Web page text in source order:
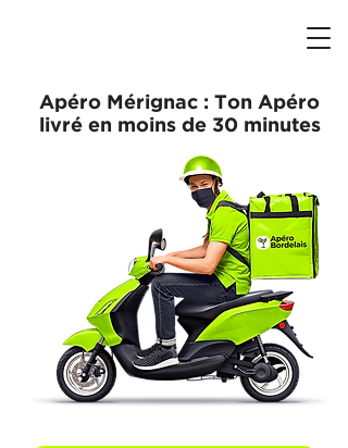
Apéro Mérignac : Ton Apéro
livré en moins de 30 minutes